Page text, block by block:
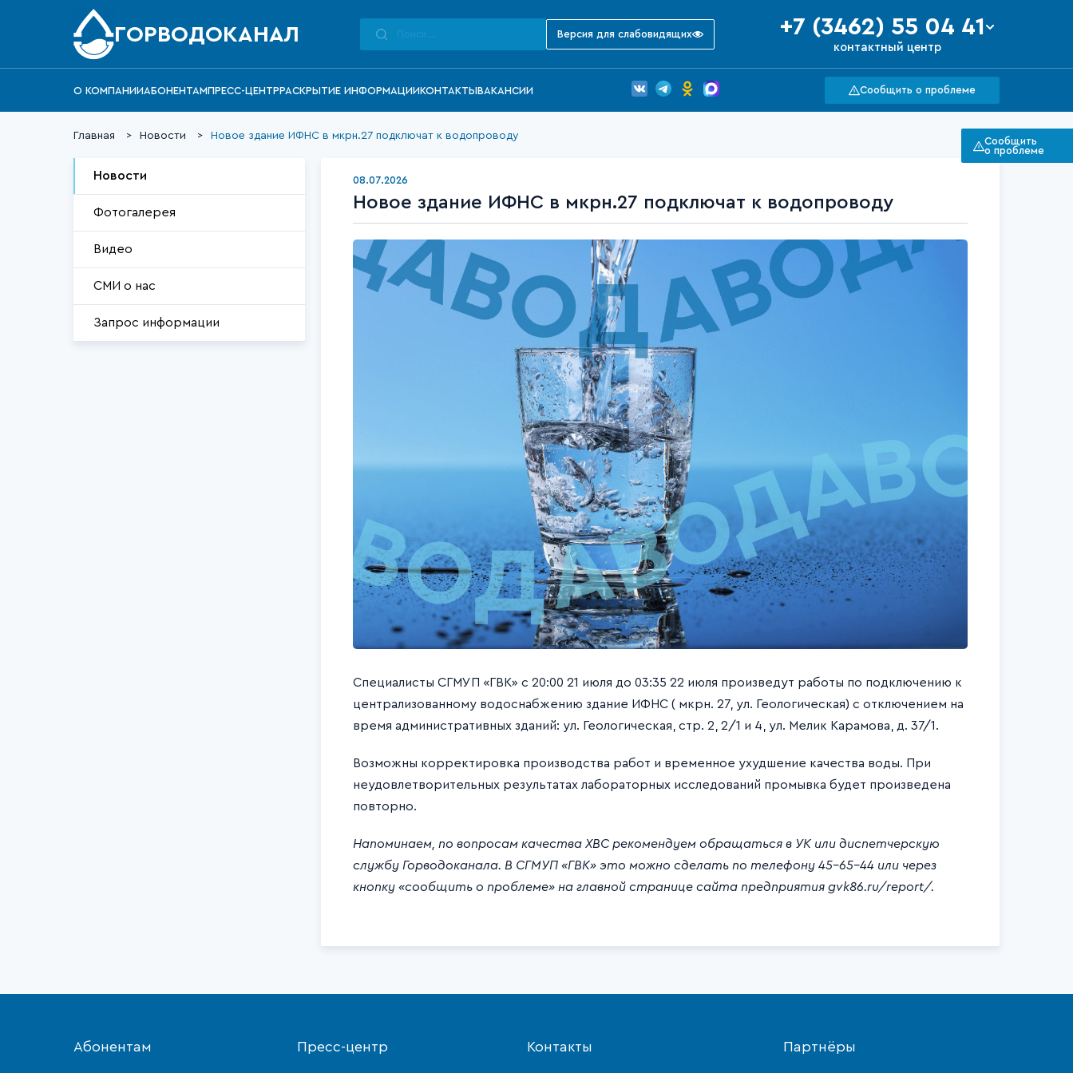
ГОРВОДОКАНАЛ Версия для слабовидящих +7 (3462) 55 04 41
контактный центр
О КОМПАНИИАБОНЕНТАМПРЕСС-ЦЕНТРРАСКРЫТИЕ ИНФОРМАЦИИКОНТАКТЫВАКАНСИИ Сообщить о проблеме
Главная Новости Новое здание ИФНС в мкрн.27 подключат к водопроводу
Новости
Фотогалерея
Видео
СМИ о нас
Запрос информации
08.07.2026
Новое здание ИФНС в мкрн.27 подключат к водопроводу
Специалисты СГМУП «ГВК» с 20:00 21 июля до 03:35 22 июля произведут работы по подключению к
централизованному водоснабжению здание ИФНС ( мкрн. 27, ул. Геологическая) с отключением на
время административных зданий: ул. Геологическая, стр. 2, 2/1 и 4, ул. Мелик Карамова, д. 37/1.
Возможны корректировка производства работ и временное ухудшение качества воды. При
неудовлетворительных результатах лабораторных исследований промывка будет произведена
повторно.
Напоминаем, по вопросам качества ХВС рекомендуем обращаться в УК или диспетчерскую
службу Горводоканала. В СГМУП «ГВК» это можно сделать по телефону 45-65-44 или через
кнопку «сообщить о проблеме» на главной странице сайта предприятия gvk86.ru/report/.
Абонентам Пресс-центр Контакты Партнёры
Сообщить
о проблеме